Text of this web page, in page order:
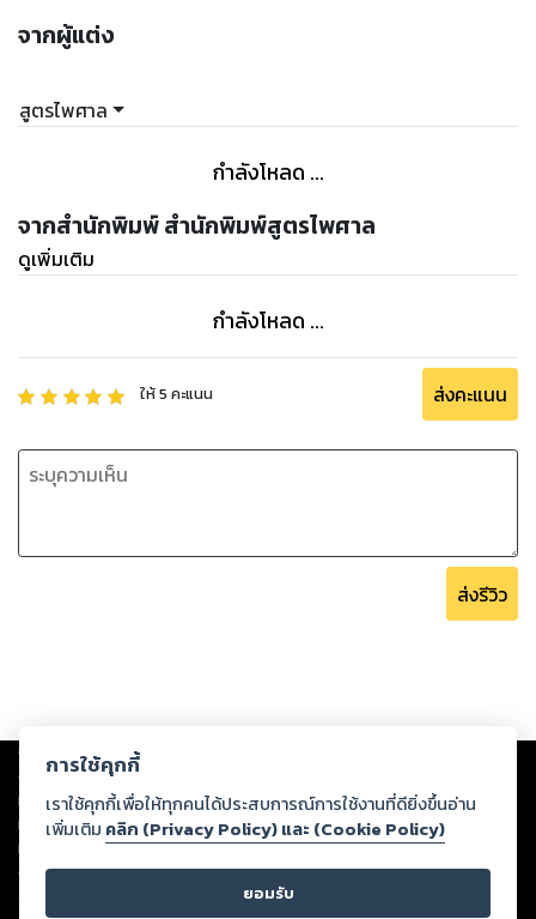
จากผู้แต่ง
สูตรไพศาล
กำลังโหลด ...
จากสำนักพิมพ์ สำนักพิมพ์สูตรไพศาล
ดูเพิ่มเติม
กำลังโหลด ...
ให้5 คะแนน ส่งคะแนน
ส่งรีวิว
Copyright © 2026
ต่อผลงานหรือเนื้อหาใดที่อัปโหลดผ่านเว็บไซต์และปรากฏว่าละเมิดสิทธิใน
ทรัพย์สินทางปัญญาของบุคคลอื่นหรือขัดต่อกฎหมายและศีลธรรม ดังนั้น ผู้อ่าน
ทุกท่านโปรดใช้วิจารณญาณในการกลั่นกรองด้วยตนเอง และหากท่านพบว่าส่วน
หนึ่งส่วนใดขัดต่อกฎหมายและศีลธรรม กรุณาแจ้งมายังบริษัท เพื่อทีมงานจะได้
ดำเนินการในทันที ทั้งนี้ ทางสตอรี่ล็อกขอสงวนลิขสิทธิ์ตามพระราชบัญญัติ
ลิขสิทธิ์ พ.ศ. 2537 (ฉบับล่าสุด)
การใช้คุกกี้
เราใช้คุกกี้เพื่อให้ทุกคนได้ประสบการณ์การใช้งานที่ดียิ่งขึ้นอ่าน
เพิ่มเติม คลิก (Privacy Policy) และ (Cookie Policy)
ยอมรับ